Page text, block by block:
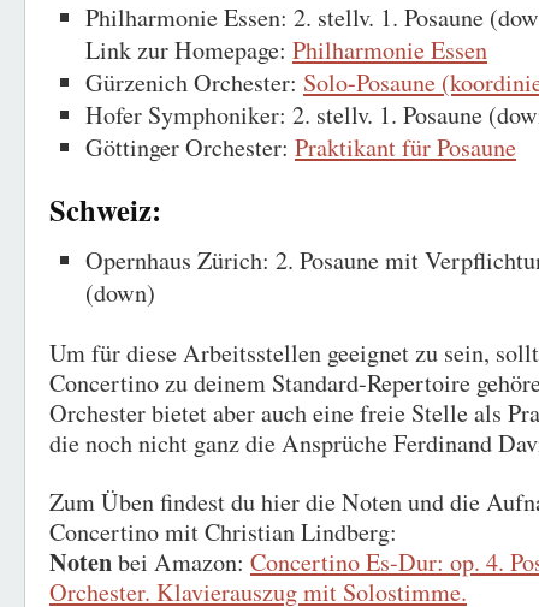
Philharmonie Essen: 2. stellv. 1. Posaune
Link zur Homepage: Philharmonie Essen
Gürzenich Orchester: Solo-Posaune
Hofer Symphoniker: 2. stellv. 1. Posaune
Göttinger Orchester: Praktikant für Posaune
Schweiz:
Opernhaus Zürich: 2. Posaune mit
(down)
Um für diese Arbeitsstellen geeignet zu sein,
Concertino zu deinem Standard-Repertoire
Orchester bietet aber auch eine freie Stelle als
die noch nicht ganz die Ansprüche Ferdinand
Zum Üben findest du hier die Noten und die
Concertino mit Christian Lindberg:
Notenbei Amazon: Concertino Es-Dur: op. 4.
Orchester. Klavierauszug mit Solostimme.